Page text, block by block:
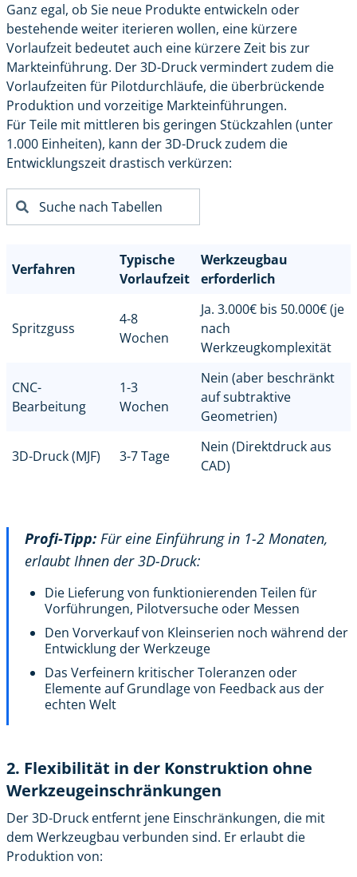
Ganz egal, ob Sie neue Produkte entwickeln oder
bestehende weiter iterieren wollen, eine kürzere
Vorlaufzeit bedeutet auch eine kürzere Zeit bis zur
Markteinführung. Der 3D-Druck vermindert zudem die
Vorlaufzeiten für Pilotdurchläufe, die überbrückende
Produktion und vorzeitige Markteinführungen.
Für Teile mit mittleren bis geringen Stückzahlen (unter
1.000 Einheiten), kann der 3D-Druck zudem die
Entwicklungszeit drastisch verkürzen:
Verfahren
Typische
Vorlaufzeit
Werkzeugbau
erforderlich
Spritzguss
4-8
Wochen
Ja. 3.000€ bis 50.000€ (je
nach
Werkzeugkomplexität
CNC-
Bearbeitung
1-3
Wochen
Nein (aber beschränkt
auf subtraktive
Geometrien)
3D-Druck (MJF) 3-7 Tage
Nein (Direktdruck aus
CAD)
Profi-Tipp: Für eine Einführung in 1-2 Monaten,
erlaubt Ihnen der 3D-Druck:
Die Lieferung von funktionierenden Teilen für
Vorführungen, Pilotversuche oder Messen
Den Vorverkauf von Kleinserien noch während der
Entwicklung der Werkzeuge
Das Verfeinern kritischer Toleranzen oder
Elemente auf Grundlage von Feedback aus der
echten Welt
2. Flexibilität in der Konstruktion ohne
Werkzeugeinschränkungen
Der 3D-Druck entfernt jene Einschränkungen, die mit
dem Werkzeugbau verbunden sind. Er erlaubt die
Produktion von: